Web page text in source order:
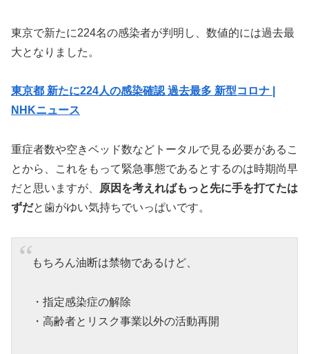
東京で新たに224名の感染者が判明し、数値的には過去最
大となりました。
東京都 新たに224人の感染確認 過去最多 新型コロナ |
NHKニュース
重症者数や空きベッド数などトータルで見る必要があるこ
とから、これをもって緊急事態であるとするのは時期尚早
だと思いますが、
原因を考えればもっと先に手を打てたは
ずだと歯がゆい気持ちでいっぱいです。
もちろん油断は禁物であるけど、
・指定感染症の解除
・高齢者とリスク事業以外の活動再開